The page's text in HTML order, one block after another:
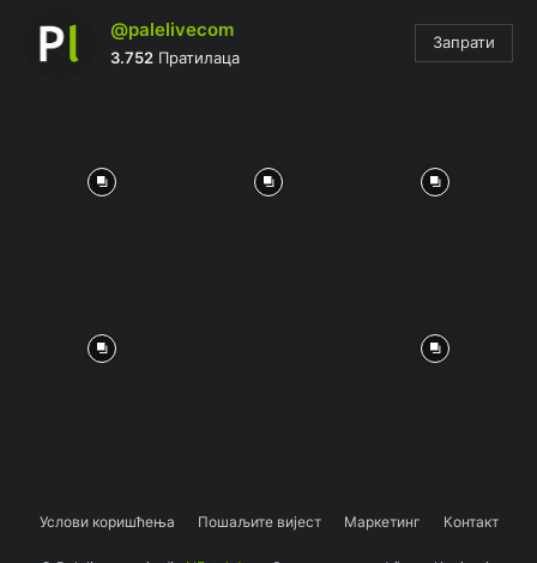
@palelivecom
3.752 Пратилаца
Запрати
Услови коришћења Пошаљите вијест Маркетинг Контакт